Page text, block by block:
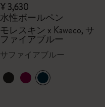
¥ 3,630
水性ボールペン
モレスキン x Kaweco, サ
ファイアブルー
サファイアブルー